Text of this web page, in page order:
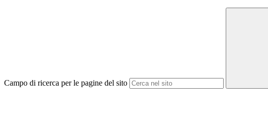
Campo di ricerca per le pagine del sito